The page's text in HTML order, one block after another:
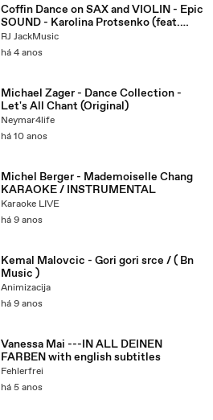
Coffin Dance on SAX and VIOLIN - Epic
SOUND - Karolina Protsenko (feat.
Daniele Vitale)
RJ JackMusic
há 4 anos
Michael Zager - Dance Collection -
Let's All Chant (Original)
Neymar4life
há 10 anos
Michel Berger - Mademoiselle Chang
KARAOKE / INSTRUMENTAL
Karaoke LIVE
há 9 anos
Kemal Malovcic - Gori gori srce / ( Bn
Music )
Animizacija
há 9 anos
Vanessa Mai ---IN ALL DEINEN
FARBEN with english subtitles
Fehlerfrei
há 5 anos